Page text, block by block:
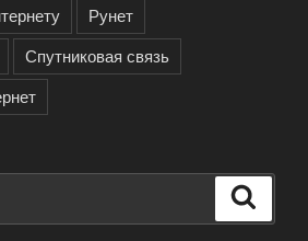
Рунет
Спутниковая связь